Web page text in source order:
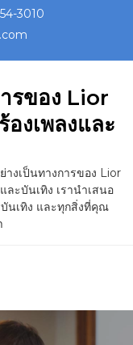
3010
รของ Lior
งเพลงและ
งเป็นทางการของ Lior
ละบันเทิง เรานำเสนอ
นเทิง และทุกสิ่งที่คุณ